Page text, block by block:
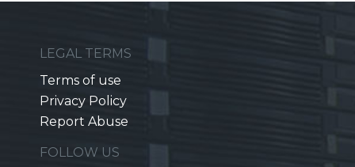
LEGAL TERMS
Terms of use
Privacy Policy
Report Abuse
FOLLOW US